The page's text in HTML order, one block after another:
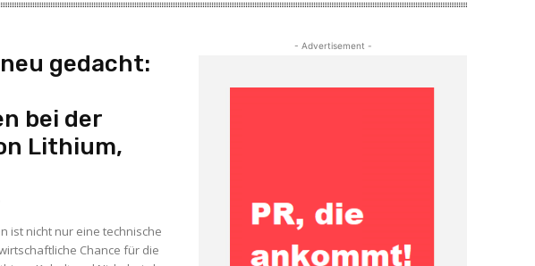
gedacht:
bei der
Lithium,
ist nicht nur eine technische
Chance für die
- Advertisement -